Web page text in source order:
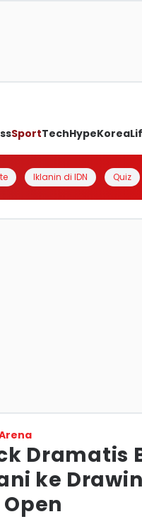
SportTechHypeKorea
Iklanin di IDN Quiz
Dramatis
ke